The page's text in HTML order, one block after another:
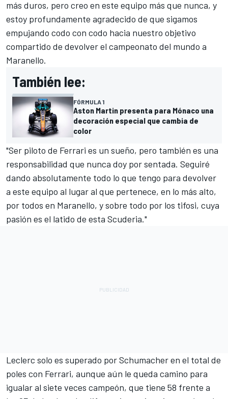
más duros, pero creo en este equipo más que nunca, y
estoy profundamente agradecido de que sigamos
empujando codo con codo hacia nuestro objetivo
compartido de devolver el campeonato del mundo a
Maranello.
También lee:
FÓRMULA 1
Aston Martin presenta para Mónaco una
decoración especial que cambia de
color
"Ser piloto de Ferrari es un sueño, pero también es una
responsabilidad que nunca doy por sentada. Seguiré
dando absolutamente todo lo que tengo para devolver
a este equipo al lugar al que pertenece, en lo más alto,
por todos en Maranello, y sobre todo por los tifosi, cuya
pasión es el latido de esta Scuderia."
Leclerc solo es superado por Schumacher en el total de
poles con Ferrari, aunque aún le queda camino para
igualar al siete veces campeón, que tiene 58 frente a